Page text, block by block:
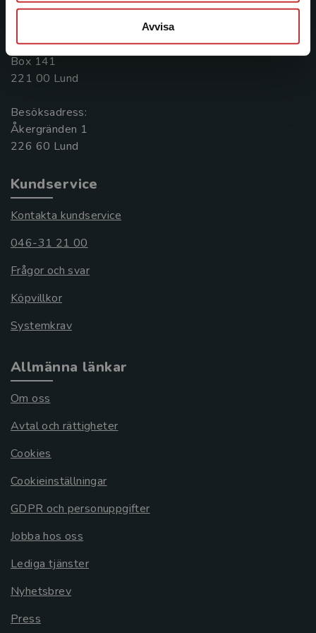
Avvisa
Postadress:
Box 141
221 00 Lund
Besöksadress:
Åkergränden 1
Kundservice
Kontakta kundservice
046-31 21 00
Frågor och svar
Köpvillkor
Systemkrav
Allmänna länkar
Om oss
Avtal och rättigheter
Cookies
Cookieinställningar
GDPR och personuppgifter
Jobba hos oss
Lediga tjänster
Nyhetsbrev
Press